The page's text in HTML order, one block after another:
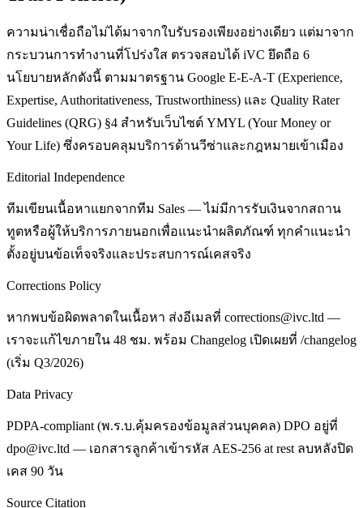
ความน่าเชื่อถือไม่ได้มาจากใบรับรองเพียงอย่างเดียว แต่มาจาก
กระบวนการทำงานที่โปร่งใส ตรวจสอบได้ iVC ยึดถือ 6
นโยบายหลักดังนี้ ตามมาตรฐาน Google E-E-A-T (Experience,
Expertise, Authoritativeness, Trustworthiness) และ Quality Rater
Guidelines (QRG) §4 สำหรับเว็บไซต์ YMYL (Your Money or
Your Life) ซึ่งครอบคลุมบริการด้านวีซ่าและกฎหมายเข้าเมือง
Editorial Independence
ทีมเขียนเนื้อหาแยกจากทีม Sales — ไม่มีการรับเงินจากสถาน
ทูตหรือผู้ให้บริการภายนอกเพื่อแนะนำผลิตภัณฑ์ ทุกคำแนะนำ
ตั้งอยู่บนข้อเท็จจริงและประสบการณ์เคสจริง
Corrections Policy
หากพบข้อผิดพลาดในเนื้อหา ส่งอีเมลที่ corrections@ivc.ltd —
เราจะแก้ไขภายใน 48 ชม. พร้อม Changelog เปิดเผยที่ /changelog
(เริ่ม Q3/2026)
Data Privacy
PDPA-compliant (พ.ร.บ.คุ้มครองข้อมูลส่วนบุคคล) DPO อยู่ที่
dpo@ivc.ltd — เอกสารลูกค้าเข้ารหัส AES-256 at rest ลบหลังปิด
เคส 90 วัน
Source Citation